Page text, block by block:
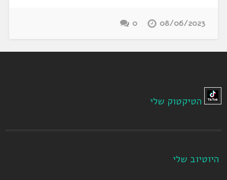
08/06/2023
0
הטיקטוק שלי
היוטיוב שלי